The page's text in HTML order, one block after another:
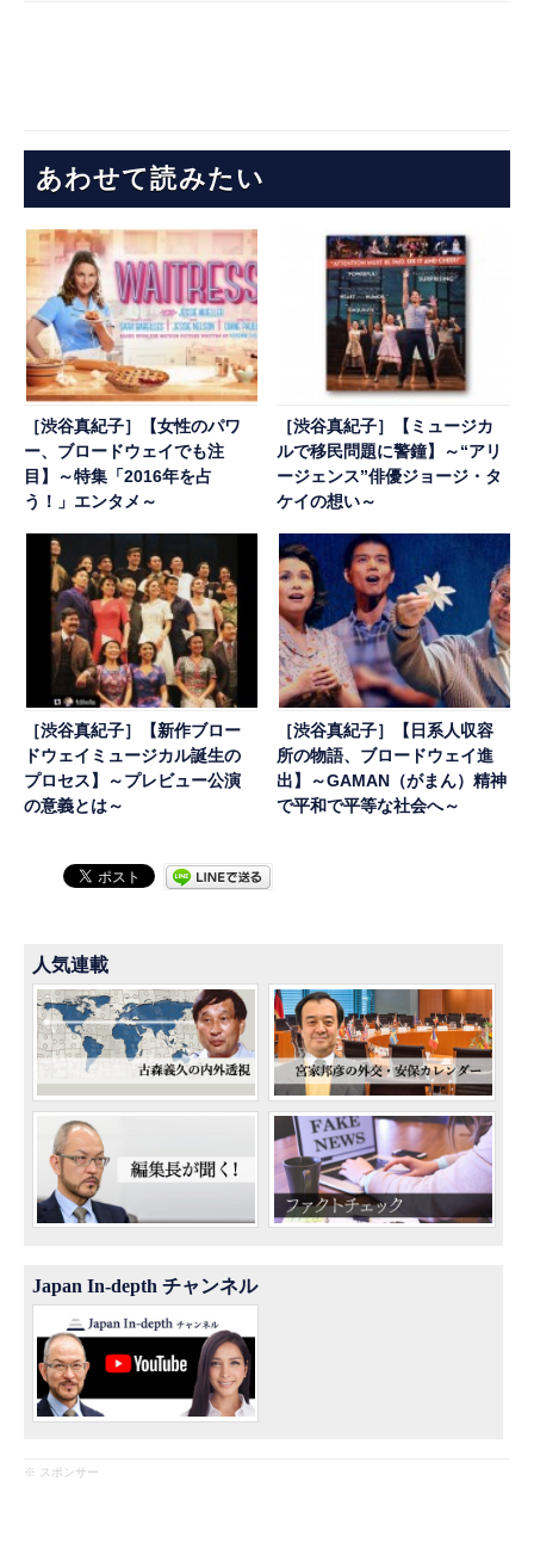
あわせて読みたい
［渋谷真紀子］【女性のパワ
ー、ブロードウェイでも注
目】～特集「2016年を占
う！」エンタメ～
［渋谷真紀子］【ミュージカ
ルで移民問題に警鐘】～“アリ
ージェンス”俳優ジョージ・タ
ケイの想い～
［渋谷真紀子］【新作ブロー
ドウェイミュージカル誕生の
プロセス】～プレビュー公演
の意義とは～
［渋谷真紀子］【日系人収容
所の物語、ブロードウェイ進
出】～GAMAN（がまん）精神
で平和で平等な社会へ～
人気連載
Japan In-depth チャンネル
※ スポンサー